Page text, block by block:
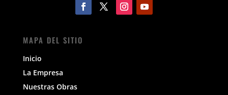
MAPA DEL SITIO
Inicio
La Empresa
Nuestras Obras